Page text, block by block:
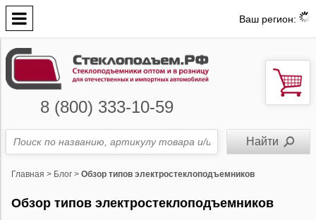
Ваш регион:
8 (800) 333-10-59
Главная > Блог > Обзор типов электростеклоподъемников
Обзор типов электростеклоподъемников